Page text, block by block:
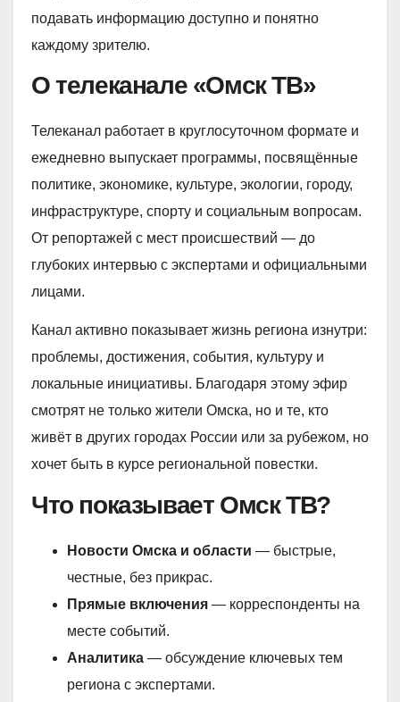
подавать информацию доступно и понятно
каждому зрителю.
О телеканале «Омск ТВ»
Телеканал работает в круглосуточном формате и
ежедневно выпускает программы, посвящённые
политике, экономике, культуре, экологии, городу,
инфраструктуре, спорту и социальным вопросам.
От репортажей с мест происшествий — до
глубоких интервью с экспертами и официальными
лицами.
Канал активно показывает жизнь региона изнутри:
проблемы, достижения, события, культуру и
локальные инициативы. Благодаря этому эфир
смотрят не только жители Омска, но и те, кто
живёт в других городах России или за рубежом, но
хочет быть в курсе региональной повестки.
Что показывает Омск ТВ?
Новости Омска и области — быстрые,
честные, без прикрас.
Прямые включения — корреспонденты на
месте событий.
Аналитика — обсуждение ключевых тем
региона с экспертами.